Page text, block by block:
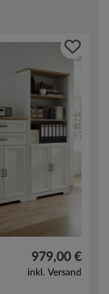
979,00 €
inkl. Versand